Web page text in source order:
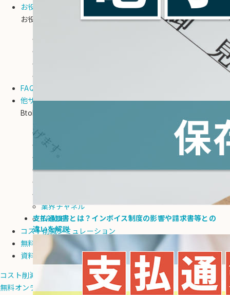
お役立ち情報
お役立ち情報
FAQ
他サービス
BtoBプラットフォームサービス
商談
受発注
請求書
業界チャネル
TRADE
コスト削減シミュレーション
無料オンライン相談
資料請求
コスト削減シミュレーション
無料オンライン相談
支払通知書とは？インボイス制度の影響や請求書等との
違いを解説